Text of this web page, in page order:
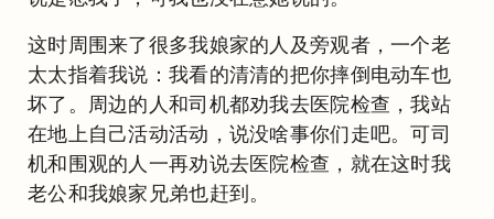
这时周围来了很多我娘家的人及旁观者，一个老
太太指着我说：我看的清清的把你摔倒电动车也
坏了。周边的人和司机都劝我去医院检查，我站
在地上自己活动活动，说没啥事你们走吧。可司
机和围观的人一再劝说去医院检查，就在这时我
老公和我娘家兄弟也赶到。